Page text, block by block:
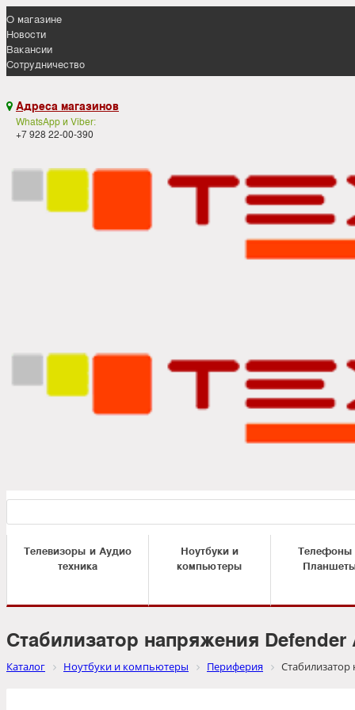
О магазине
Новости
Вакансии
Сотрудничество
 Адреса магазинов
WhatsApp и Viber:
+7 928 22-00-390
Телевизоры и Аудио
техника
Ноутбуки и
компьютеры
Телефоны
Стабилизатор напряжения Defender
Каталог Ноутбуки и компьютеры Периферия Стабилизатор